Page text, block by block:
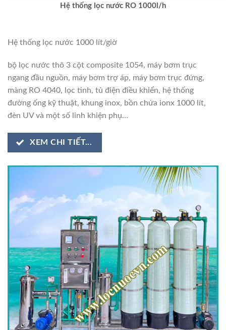
Hệ thống lọc nước RO 1000l/h
Hệ thống lọc nước 1000 lít/giờ
bộ lọc nước thô 3 cột composite 1054, máy bơm trục
ngang đầu nguồn, máy bơm trợ áp, máy bơm trục đứng,
màng RO 4040, lọc tinh, tủ điện điều khiển, hệ thống
đường ống kỹ thuật, khung inox, bồn chứa ionx 1000 lít,
đèn UV và một số linh khiện phụ…
XEM CHI TIẾT...